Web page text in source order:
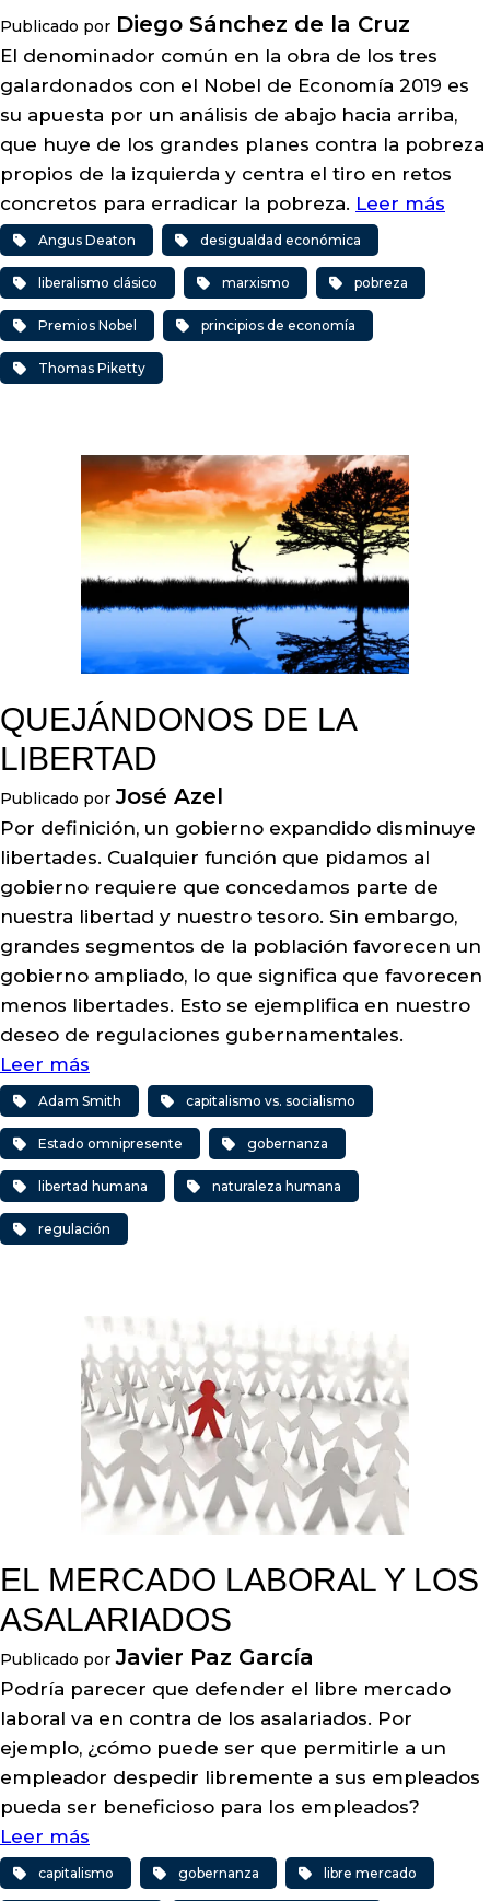
Publicado por Diego Sánchez de la Cruz
El denominador común en la obra de los tres
galardonados con el Nobel de Economía 2019 es
su apuesta por un análisis de abajo hacia arriba,
que huye de los grandes planes contra la pobreza
propios de la izquierda y centra el tiro en retos
concretos para erradicar la pobreza. Leer más
Angus Deaton desigualdad económica
liberalismo clásico marxismo pobreza
Premios Nobel principios de economía
Thomas Piketty
QUEJÁNDONOS DE LA
LIBERTAD
Publicado por José Azel
Por definición, un gobierno expandido disminuye
libertades. Cualquier función que pidamos al
gobierno requiere que concedamos parte de
nuestra libertad y nuestro tesoro. Sin embargo,
grandes segmentos de la población favorecen un
gobierno ampliado, lo que significa que favorecen
menos libertades. Esto se ejemplifica en nuestro
deseo de regulaciones gubernamentales.
Leer más
Adam Smith capitalismo vs. socialismo
Estado omnipresente gobernanza
libertad humana naturaleza humana
regulación
EL MERCADO LABORAL Y LOS
ASALARIADOS
Publicado por Javier Paz García
Podría parecer que defender el libre mercado
laboral va en contra de los asalariados. Por
ejemplo, ¿cómo puede ser que permitirle a un
empleador despedir libremente a sus empleados
pueda ser beneficioso para los empleados?
Leer más
capitalismo gobernanza libre mercado